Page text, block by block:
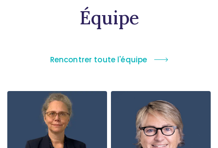
Équipe
Rencontrer toute l'équipe